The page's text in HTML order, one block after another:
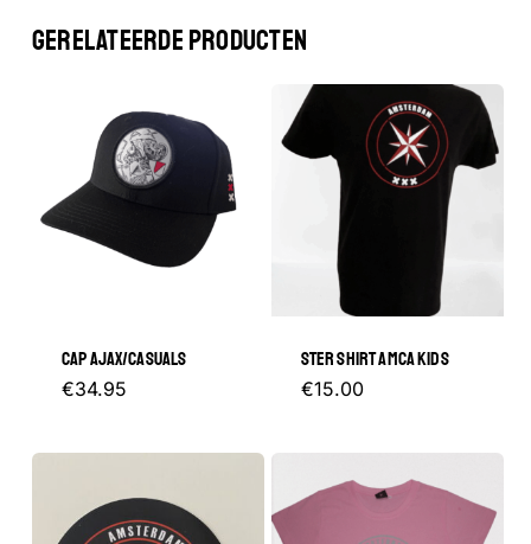
GERELATEERDE PRODUCTEN
CAP AJAX/CASUALS
€34.95
STER SHIRT AMCA KIDS
€15.00